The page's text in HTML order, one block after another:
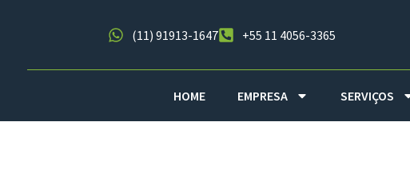
(11) 91913-1647 +55 11 4056-3365
HOME EMPRESA SERVIÇOS